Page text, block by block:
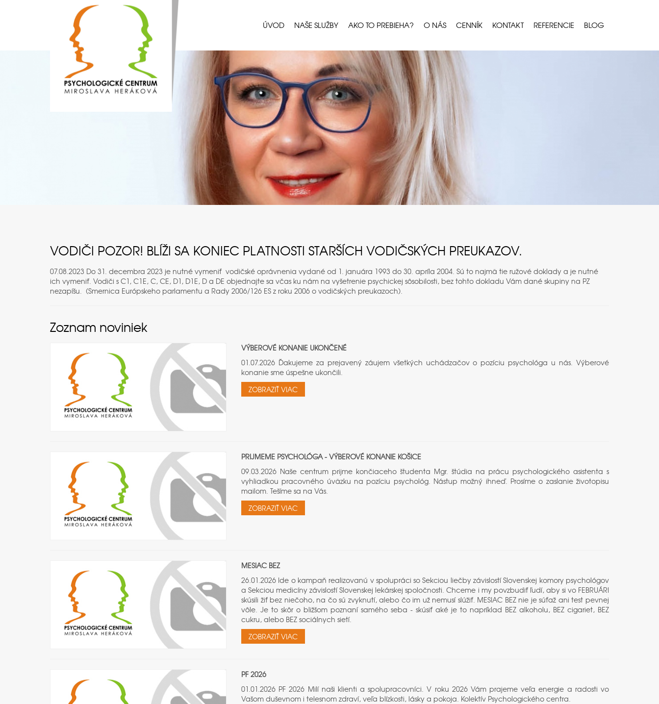
ÚVOD NAŠE SLUŽBY AKO TO PREBIEHA? O NÁS CENNÍK KONTAKT REFERENCIE BLOG
VODIČI POZOR! BLÍŽI SA KONIEC PLATNOSTI STARŠÍCH VODIČSKÝCH PREUKAZOV.
07.08.2023 Do 31. decembra 2023 je nutné vymeniť vodičské oprávnenia vydané od 1. januára 1993 do 30. apríla 2004. Sú to najmä tie ružové doklady a je nutné
ich vymeniť. Vodiči s C1, C1E, C, CE, D1, D1E, D a DE objednajte sa včas ku nám na vyšetrenie psychickej sôsobilosti, bez tohto dokladu Vám dané skupiny na PZ
nezapíšu. (Smernica Európskeho parlamentu a Rady 2006/126 ES z roku 2006 o vodičských preukazoch).
Zoznam noviniek
VÝBEROVÉ KONANIE UKONČENÉ
01.07.2026 Ďakujeme za prejavený záujem všetkých uchádzačov o pozíciu psychológa u nás. Výberové
konanie sme úspešne ukončili.
ZOBRAZIŤ VIAC
PRIJMEME PSYCHOLÓGA - VÝBEROVÉ KONANIE KOŠICE
09.03.2026 Naše centrum prijme končiaceho študenta Mgr. štúdia na prácu psychologického asistenta s
vyhliadkou pracovného úväzku na pozíciu psychológ. Nástup možný ihneď. Prosíme o zaslanie životopisu
mailom. Tešíme sa na Vás.
ZOBRAZIŤ VIAC
MESIAC BEZ
26.01.2026 Ide o kampaň realizovanú v spolupráci so Sekciou liečby závislostí Slovenskej komory psychológov
a Sekciou medicíny závislostí Slovenskej lekárskej spoločnosti. Chceme i my povzbudiť ľudí, aby si vo FEBRUÁRI
skúsili žiť bez niečoho, na čo sú zvyknutí, alebo čo im už nemusí slúžiť. MESIAC BEZ nie je súťaž ani test pevnej
vôle. Je to skôr o bližšom poznaní samého seba - skúsiť aké je to napríklad BEZ alkoholu, BEZ cigariet, BEZ
cukru, alebo BEZ sociálnych sietí.
ZOBRAZIŤ VIAC
PF 2026
01.01.2026 PF 2026 Milí naši klienti a spolupracovníci. V roku 2026 Vám prajeme veľa energie a radosti vo
Vašom duševnom i telesnom zdraví, veľa blízkosti, lásky a pokoja. Kolektív Psychologického centra.